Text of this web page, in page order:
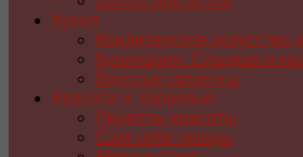
Кухня
Кондитерское
Кулинария. Сладкая и
Вкусные рецепты
Красота и Здоровье
Рецепты красоты
Сам себе лекарь